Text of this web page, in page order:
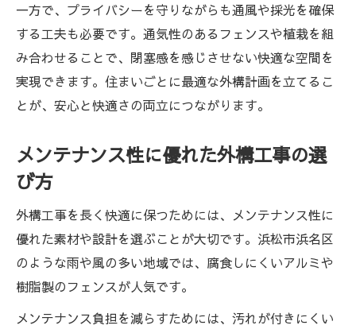
一方で、プライバシーを守りながらも通風や採光を確保
する工夫も必要です。通気性のあるフェンスや植栽を組
み合わせることで、閉塞感を感じさせない快適な空間を
実現できます。住まいごとに最適な外構計画を立てるこ
とが、安心と快適さの両立につながります。
メンテナンス性に優れた外構工事の選
び方
外構工事を長く快適に保つためには、メンテナンス性に
優れた素材や設計を選ぶことが大切です。浜松市浜名区
のような雨や風の多い地域では、腐食しにくいアルミや
樹脂製のフェンスが人気です。
メンテナンス負担を減らすためには、汚れが付きにくい